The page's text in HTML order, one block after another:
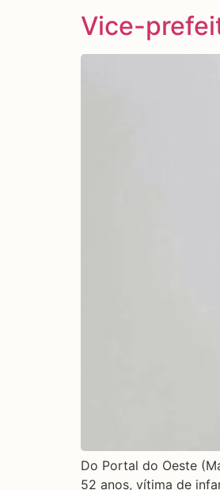
Vice-
Do Portal do Oeste
52 anos, vítima de